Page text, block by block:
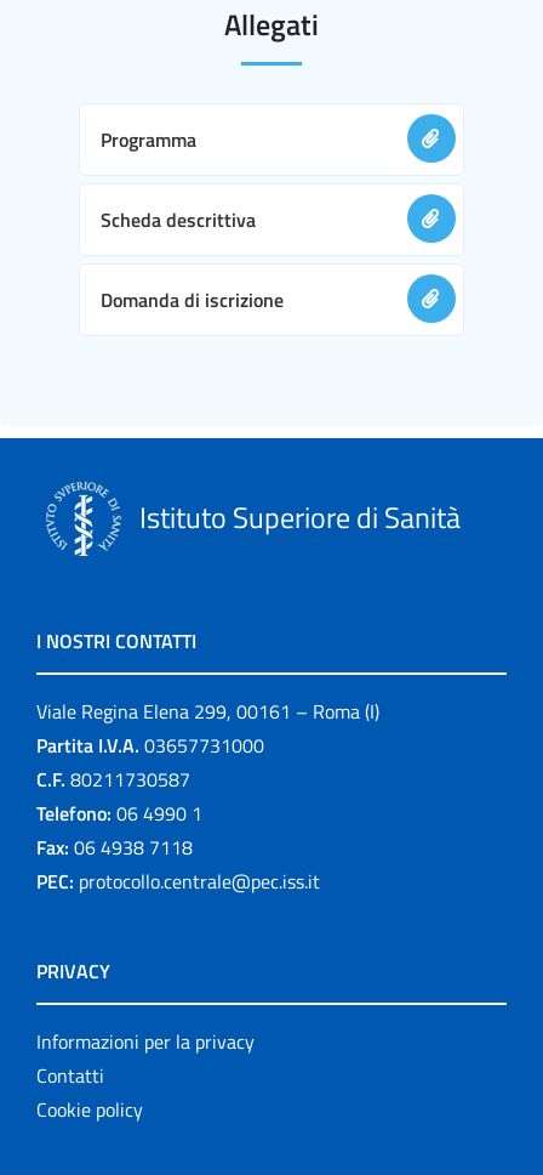
Allegati
Programma
Scheda descrittiva
Domanda di iscrizione
Istituto Superiore di Sanità
I NOSTRI CONTATTI
Viale Regina Elena 299, 00161 – Roma (I)
Partita I.V.A. 03657731000
C.F. 80211730587
Telefono: 06 4990 1
Fax: 06 4938 7118
PEC: protocollo.centrale@pec.iss.it
PRIVACY
Informazioni per la privacy
Contatti
Cookie policy